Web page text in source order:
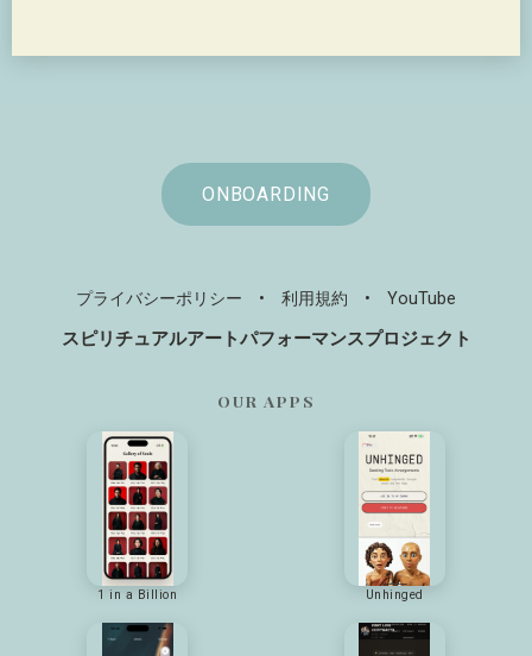
ONBOARDING
プライバシーポリシー • 利用規約 • YouTube
スピリチュアルアートパフォーマンスプロジェクト
OUR APPS
1 in a Billion Unhinged